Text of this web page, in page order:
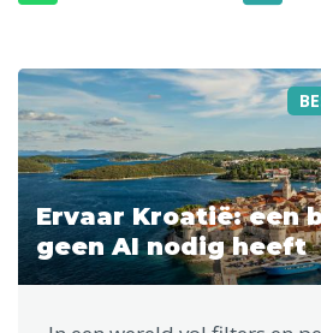
Ervaar Kroatië: een
geen AI nodig heeft